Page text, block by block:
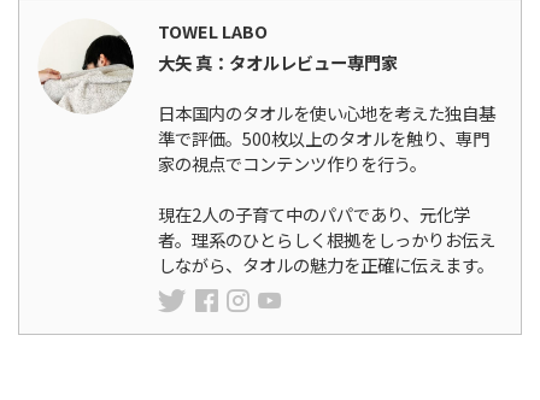
TOWEL LABO
大矢 真：タオルレビュー専門家
日本国内のタオルを使い心地を考えた独自基
準で評価。500枚以上のタオルを触り、専門
家の視点でコンテンツ作りを行う。
現在2人の子育て中のパパであり、元化学
者。理系のひとらしく根拠をしっかりお伝え
しながら、タオルの魅力を正確に伝えます。